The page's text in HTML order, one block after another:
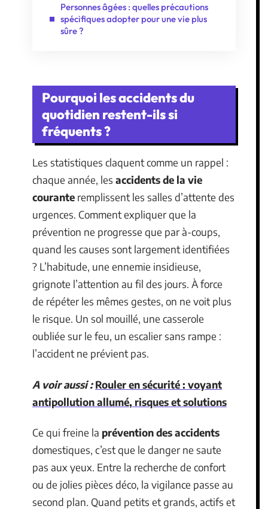
Personnes âgées : quelles précautions
spécifiques adopter pour une vie plus
sûre ?
Pourquoi les accidents du
quotidien restent-ils si
fréquents ?
Les statistiques claquent comme un rappel :
chaque année, les accidents de la vie
courante remplissent les salles d’attente des
urgences. Comment expliquer que la
prévention ne progresse que par à-coups,
quand les causes sont largement identifiées
? L’habitude, une ennemie insidieuse,
grignote l’attention au fil des jours. À force
de répéter les mêmes gestes, on ne voit plus
le risque. Un sol mouillé, une casserole
oubliée sur le feu, un escalier sans rampe :
l’accident ne prévient pas.
A voir aussi : Rouler en sécurité : voyant
antipollution allumé, risques et solutions
Ce qui freine la prévention des accidents
domestiques, c’est que le danger ne saute
pas aux yeux. Entre la recherche de confort
ou de jolies pièces déco, la vigilance passe au
second plan. Quand petits et grands, actifs et